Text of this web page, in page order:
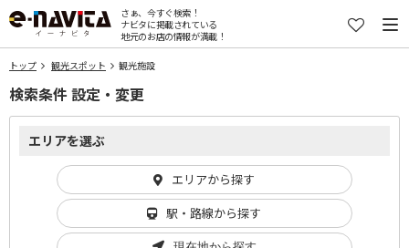
さぁ、今すぐ検索！
ナビタに掲載されている
地元のお店の情報が満載！
トップ 観光スポット 観光施設
検索条件 設定・変更
エリアを選ぶ
エリアから探す
駅・路線から探す